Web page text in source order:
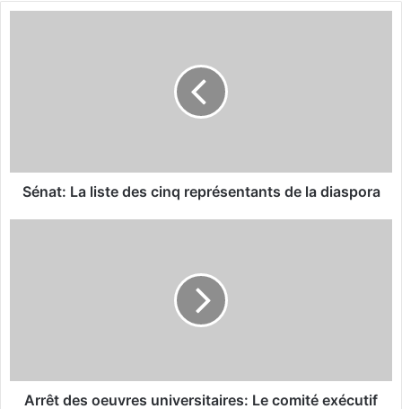
te
l
q
Sénat: La liste des cinq représentants de la diaspora
o
Arrêt des oeuvres universitaires: Le comité exécutif